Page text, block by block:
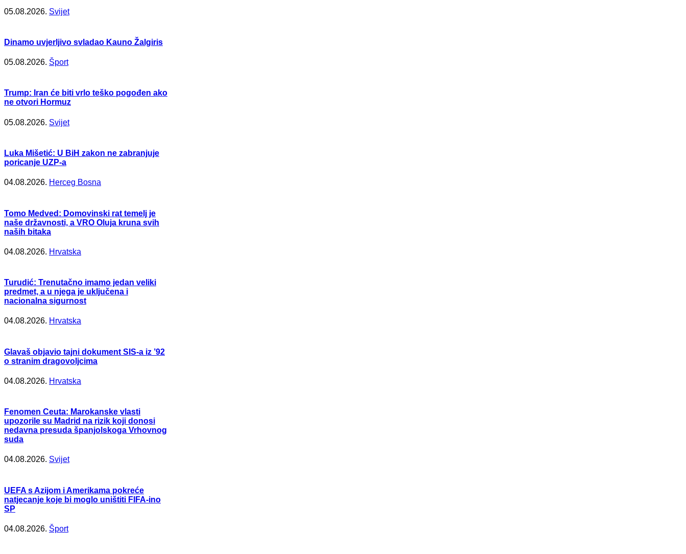
05.08.2026. Svijet
Dinamo uvjerljivo svladao Kauno Žalgiris
05.08.2026. Šport
Trump: Iran će biti vrlo teško pogođen ako
ne otvori Hormuz
05.08.2026. Svijet
Luka Mišetić: U BiH zakon ne zabranjuje
poricanje UZP-a
04.08.2026. Herceg Bosna
Tomo Medved: Domovinski rat temelj je
naše državnosti, a VRO Oluja kruna svih
naših bitaka
04.08.2026. Hrvatska
Turudić: Trenutačno imamo jedan veliki
predmet, a u njega je uključena i
nacionalna sigurnost
04.08.2026. Hrvatska
Glavaš objavio tajni dokument SIS-a iz ’92
o stranim dragovoljcima
04.08.2026. Hrvatska
Fenomen Ceuta: Marokanske vlasti
upozorile su Madrid na rizik koji donosi
nedavna presuda španjolskoga Vrhovnog
suda
04.08.2026. Svijet
UEFA s Azijom i Amerikama pokreće
natjecanje koje bi moglo uništiti FIFA-ino
SP
04.08.2026. Šport